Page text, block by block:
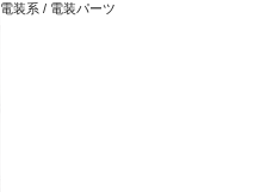
電装系 / 電装パーツ